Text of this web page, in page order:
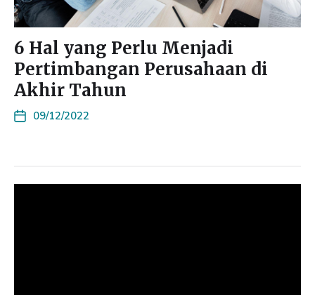
6 Hal yang Perlu Menjadi
Pertimbangan Perusahaan di
Akhir Tahun
09/12/2022